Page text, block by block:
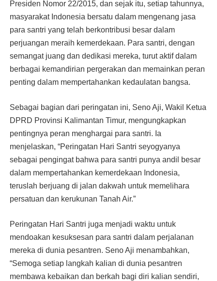
Presiden Nomor 22/2015, dan sejak itu, setiap tahunnya,
masyarakat Indonesia bersatu dalam mengenang jasa
para santri yang telah berkontribusi besar dalam
perjuangan meraih kemerdekaan. Para santri, dengan
semangat juang dan dedikasi mereka, turut aktif dalam
berbagai kemandirian pergerakan dan memainkan peran
penting dalam mempertahankan kedaulatan bangsa.
Sebagai bagian dari peringatan ini, Seno Aji, Wakil Ketua
DPRD Provinsi Kalimantan Timur, mengungkapkan
pentingnya peran menghargai para santri. Ia
menjelaskan, “Peringatan Hari Santri seyogyanya
sebagai pengingat bahwa para santri punya andil besar
dalam mempertahankan kemerdekaan Indonesia,
teruslah berjuang di jalan dakwah untuk memelihara
persatuan dan kerukunan Tanah Air.”
Peringatan Hari Santri juga menjadi waktu untuk
mendoakan kesuksesan para santri dalam perjalanan
mereka di dunia pesantren. Seno Aji menambahkan,
“Semoga setiap langkah kalian di dunia pesantren
membawa kebaikan dan berkah bagi diri kalian sendiri,